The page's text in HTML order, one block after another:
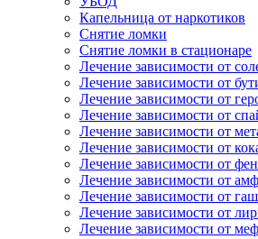
Капельница от наркотиков
Снятие ломки
Снятие ломки в стационаре
Лечение зависимости от
Лечение зависимости от
Лечение зависимости от
Лечение зависимости от
Лечение зависимости от
Лечение зависимости от
Лечение зависимости от
Лечение зависимости от
Лечение зависимости от
Лечение зависимости от
Лечение зависимости от